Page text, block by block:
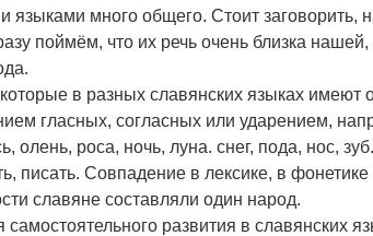
языками много общего. Стоит заговорить,
поймём, что их речь очень близка
в разных славянских языках имеют
гласных, согласных или ударением,
олень, роса, ночь, луна. снег, пода, нос,
писать. Совпадение в лексике, в
славяне составляли один народ.
самостоятельного развития в славянских